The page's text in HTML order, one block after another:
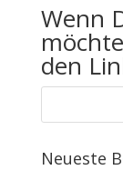
Wenn
den
Neueste